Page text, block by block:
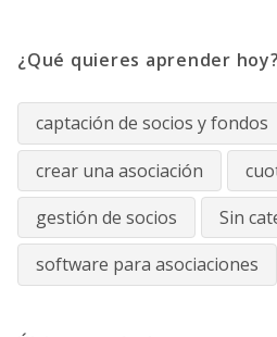
¿Qué quieres aprender hoy?
captación de socios y fondos
crear una asociación
gestión de socios
Sin
software para asociaciones